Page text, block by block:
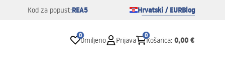
Kod za popust:REA5 Hrvatski / EURBlog
0
Omiljeno Prijava
0
Košarica: 0,00 €